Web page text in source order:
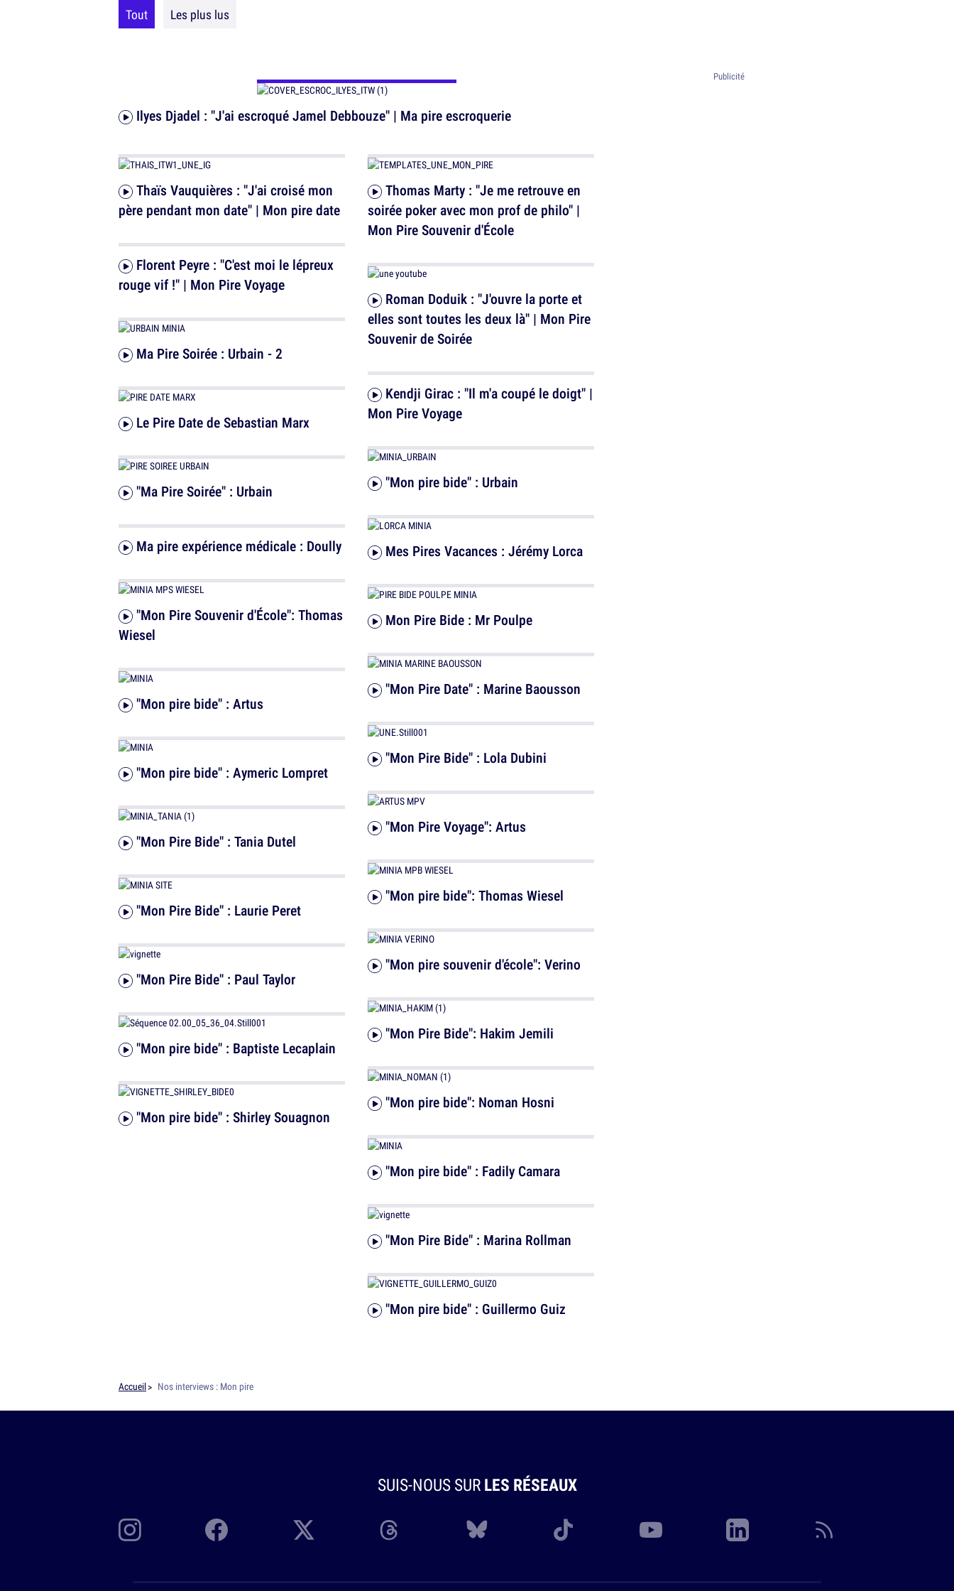
Tout Les plus lus
Ilyes Djadel : "J'ai escroqué Jamel Debbouze" | Ma pire escroquerie
père pendant mon date" | Mon pire date
rouge vif !" | Mon Pire Voyage
Ma Pire Soirée : Urbain - 2
Le Pire Date de Sebastian Marx
"Ma Pire Soirée" : Urbain
Ma pire expérience médicale : Doully
Wiesel
"Mon pire bide" : Artus
"Mon pire bide" : Aymeric Lompret
"Mon Pire Bide" : Tania Dutel
"Mon Pire Bide" : Laurie Peret
"Mon Pire Bide" : Paul Taylor
"Mon pire bide" : Baptiste Lecaplain
"Mon pire bide" : Shirley Souagnon
soirée poker avec mon prof de philo" |
Mon Pire Souvenir d'École
elles sont toutes les deux là" | Mon Pire
Souvenir de Soirée
Mon Pire Voyage
"Mon pire bide" : Urbain
Mes Pires Vacances : Jérémy Lorca
Mon Pire Bide : Mr Poulpe
"Mon Pire Date" : Marine Baousson
"Mon Pire Bide" : Lola Dubini
"Mon Pire Voyage": Artus
"Mon pire bide": Thomas Wiesel
"Mon pire souvenir d'école": Verino
"Mon Pire Bide": Hakim Jemili
"Mon pire bide": Noman Hosni
"Mon pire bide" : Fadily Camara
"Mon Pire Bide" : Marina Rollman
"Mon pire bide" : Guillermo Guiz
Accueil Nos interviews : Mon pire
SUIS-NOUS SURLES RÉSEAUX